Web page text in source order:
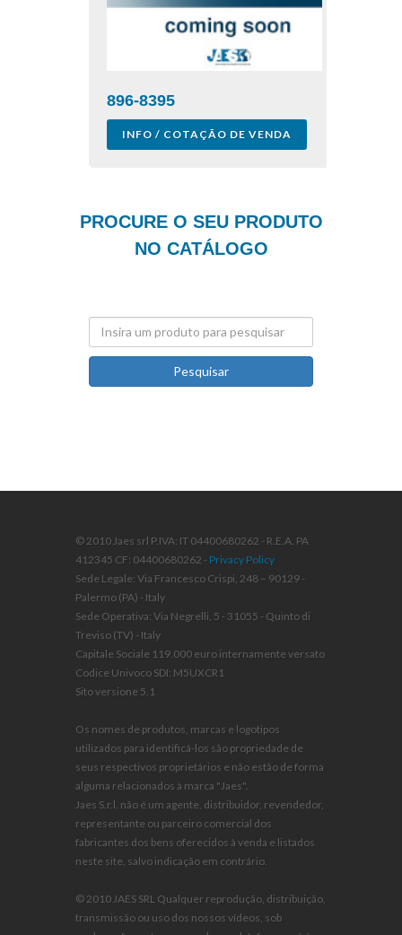
896-8395
INFO / COTAÇÃO DE VENDA
PROCURE O SEU PRODUTO
NO CATÁLOGO
Pesquisar
© 2010 Jaes srl P.IVA: IT 04400680262 - R.E.A. PA
412345 CF: 04400680262 - Privacy Policy
Sede Legale: Via Francesco Crispi, 248 – 90129 -
Palermo (PA) - Italy
Sede Operativa: Via Negrelli, 5 - 31055 - Quinto di
Treviso (TV) - Italy
Capitale Sociale 119.000 euro internamente versato
Codice Univoco SDI: M5UXCR1
Sito versione 5.1
Os nomes de produtos, marcas e logotipos
utilizados para identificá-los são propriedade de
seus respectivos proprietários e não estão de forma
alguma relacionados à marca "Jaes".
Jaes S.r.l. não é um agente, distribuidor, revendedor,
representante ou parceiro comercial dos
fabricantes dos bens oferecidos à venda e listados
neste site, salvo indicação em contrário.
© 2010 JAES SRL Qualquer reprodução, distribuição,
transmissão ou uso dos nossos vídeos, sob